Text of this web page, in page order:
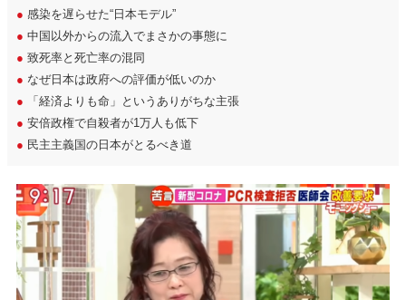
● 感染を遅らせた“日本モデル”
● 中国以外からの流入でまさかの事態に
● 致死率と死亡率の混同
● なぜ日本は政府への評価が低いのか
● 「経済よりも命」というありがちな主張
● 安倍政権で自殺者が1万人も低下
● 民主主義国の日本がとるべき道